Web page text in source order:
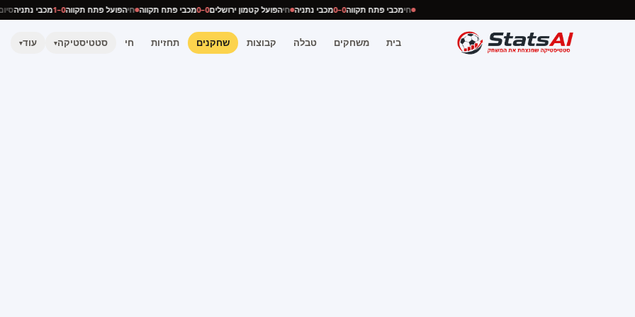
חימכבי פתח תקווה0–0 מכבי נתניה חיהפועל קטמון ירושלים0–0 מכבי פתח תקווה חיהפועל פתח תקווה0–1 מכבי נתניה
בית משחקים טבלה קבוצות שחקנים תחזיות חי סטטיסטיקה▾ עוד▾